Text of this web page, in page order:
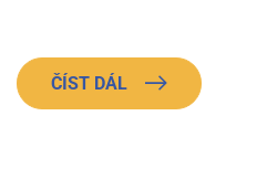
ČÍST DÁL